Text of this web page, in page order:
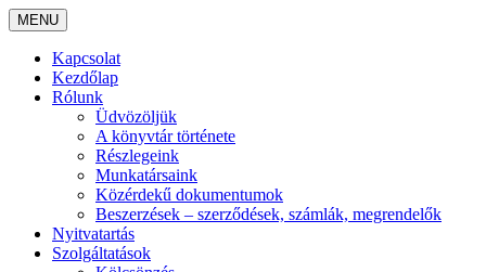
MENU
Kapcsolat
Kezdőlap
Rólunk
Üdvözöljük
A könyvtár története
Részlegeink
Munkatársaink
Közérdekű dokumentumok
Beszerzések – szerződések, számlák, megrendelők
Nyitvatartás
Szolgáltatások